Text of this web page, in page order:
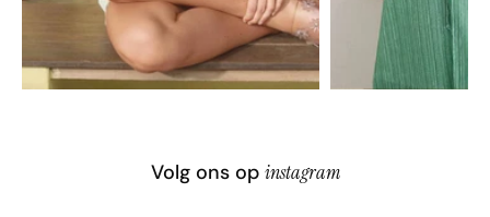
Volg ons op instagram